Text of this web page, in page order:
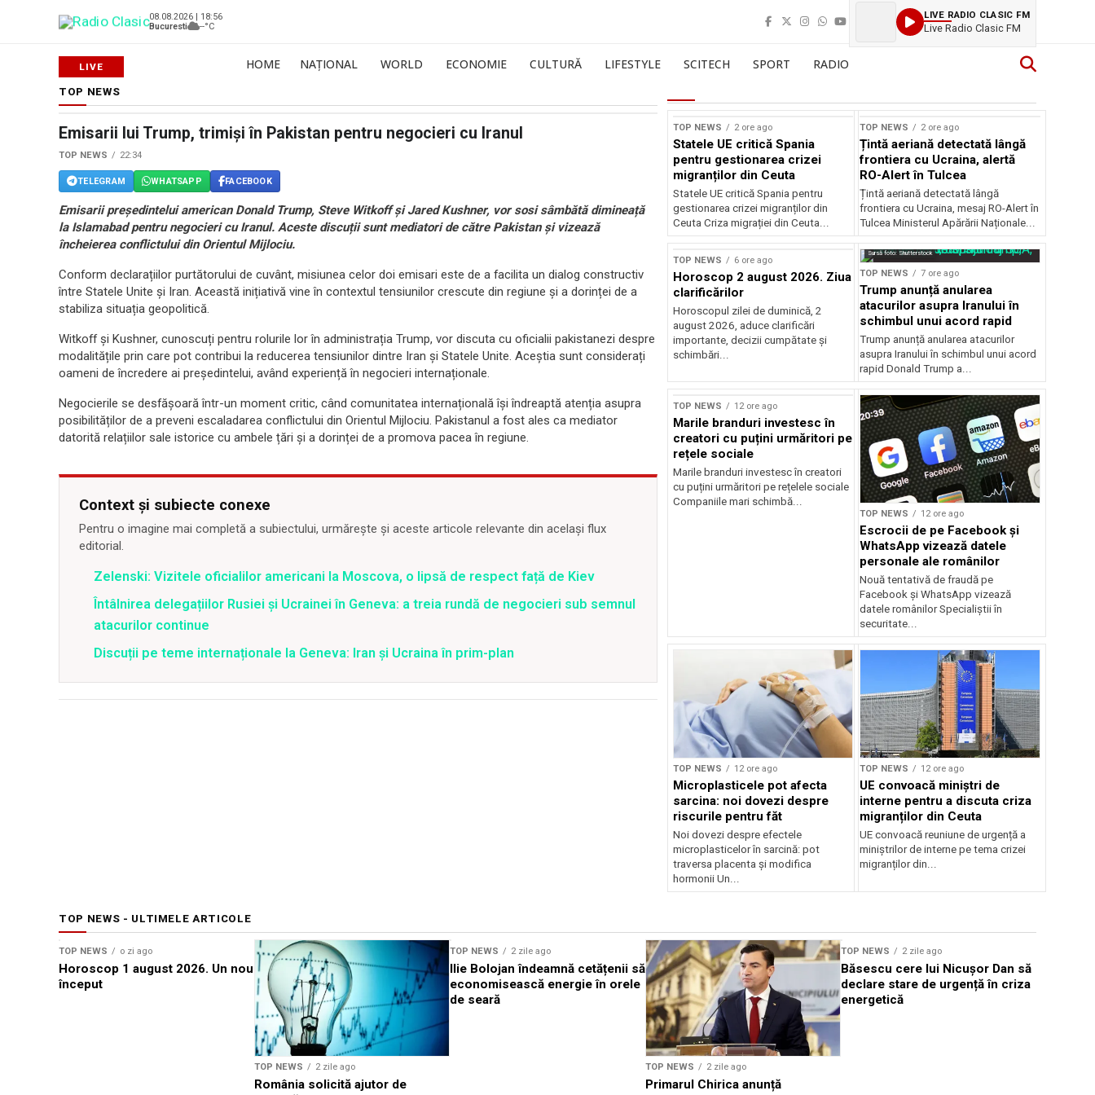
08.08.2026 | 18:56
Bucuresti
--°C
LIVE RADIO CLASIC FM
Live Radio Clasic FM
HOME NAȚIONAL WORLD ECONOMIE CULTURĂ LIFESTYLE SCITECH SPORT RADIO
TOP NEWS
Emisarii lui Trump, trimiși în Pakistan pentru negocieri cu Iranul
TOP NEWS 22:34
TELEGRAM WHATSAPP FACEBOOK
Emisarii președintelui american Donald Trump, Steve Witkoff și Jared Kushner, vor sosi sâmbătă dimineață
la Islamabad pentru negocieri cu Iranul. Aceste discuții sunt mediatori de către Pakistan și vizează
încheierea conflictului din Orientul Mijlociu.
Conform declarațiilor purtătorului de cuvânt, misiunea celor doi emisari este de a facilita un dialog constructiv
între Statele Unite și Iran. Această inițiativă vine în contextul tensiunilor crescute din regiune și a dorinței de a
stabiliza situația geopolitică.
Witkoff și Kushner, cunoscuți pentru rolurile lor în administrația Trump, vor discuta cu oficialii pakistanezi despre
modalitățile prin care pot contribui la reducerea tensiunilor dintre Iran și Statele Unite. Aceștia sunt considerați
oameni de încredere ai președintelui, având experiență în negocieri internaționale.
Negocierile se desfășoară într-un moment critic, când comunitatea internațională își îndreaptă atenția asupra
posibilităților de a preveni escaladarea conflictului din Orientul Mijlociu. Pakistanul a fost ales ca mediator
datorită relațiilor sale istorice cu ambele țări și a dorinței de a promova pacea în regiune.
Context și subiecte conexe
Pentru o imagine mai completă a subiectului, urmărește și aceste articole relevante din același flux
editorial.
Zelenski: Vizitele oficialilor americani la Moscova, o lipsă de respect față de Kiev
Întâlnirea delegațiilor Rusiei și Ucrainei în Geneva: a treia rundă de negocieri sub semnul
atacurilor continue
Discuții pe teme internaționale la Geneva: Iran și Ucraina în prim-plan
TOP NEWS 2 ore ago
Statele UE critică Spania
pentru gestionarea crizei
migranților din Ceuta
Statele UE critică Spania pentru
gestionarea crizei migranților din
Ceuta Criza migrației din Ceuta...
TOP NEWS 2 ore ago
Țintă aeriană detectată lângă
frontiera cu Ucraina, alertă
RO-Alert în Tulcea
Țintă aeriană detectată lângă
frontiera cu Ucraina, mesaj RO-Alert în
Tulcea Ministerul Apărării Naționale...
TOP NEWS 6 ore ago
Horoscop 2 august 2026. Ziua
clarificărilor
Horoscopul zilei de duminică, 2
august 2026, aduce clarificări
importante, decizii cumpătate și
schimbări...
Sursă foto: Shutterstock
TOP NEWS 7 ore ago
Trump anunță anularea
atacurilor asupra Iranului în
schimbul unui acord rapid
Trump anunță anularea atacurilor
asupra Iranului în schimbul unui acord
rapid Donald Trump a...
TOP NEWS 12 ore ago
Marile branduri investesc în
creatori cu puțini urmăritori pe
rețele sociale
Marile branduri investesc în creatori
cu puțini urmăritori pe rețelele sociale
Companiile mari schimbă...
TOP NEWS 12 ore ago
Escrocii de pe Facebook și
WhatsApp vizează datele
personale ale românilor
Nouă tentativă de fraudă pe
Facebook și WhatsApp vizează
datele românilor Specialiștii în
securitate...
TOP NEWS 12 ore ago
Microplasticele pot afecta
sarcina: noi dovezi despre
riscurile pentru făt
Noi dovezi despre efectele
microplasticelor în sarcină: pot
traversa placenta și modifica
hormonii Un...
TOP NEWS 12 ore ago
UE convoacă miniștri de
interne pentru a discuta criza
migranților din Ceuta
UE convoacă reuniune de urgență a
miniștrilor de interne pe tema crizei
migranților din...
TOP NEWS - ULTIMELE ARTICOLE
TOP NEWS o zi ago
Horoscop 1 august 2026. Un nou
început
TOP NEWS 2 zile ago
România solicită ajutor de
TOP NEWS 2 zile ago
Ilie Bolojan îndeamnă cetățenii să
economisească energie în orele
de seară
TOP NEWS 2 zile ago
Primarul Chirica anunță
TOP NEWS 2 zile ago
Băsescu cere lui Nicușor Dan să
declare stare de urgență în criza
energetică